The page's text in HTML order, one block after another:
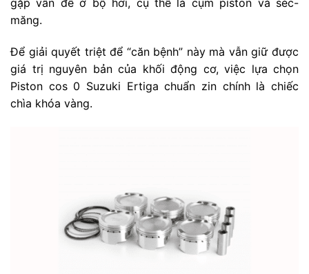
gặp vấn đề ở bộ hơi, cụ thể là cụm piston và séc-
măng.
Để giải quyết triệt để “căn bệnh” này mà vẫn giữ được
giá trị nguyên bản của khối động cơ, việc lựa chọn
Piston cos 0 Suzuki Ertiga chuẩn zin chính là chiếc
chìa khóa vàng.